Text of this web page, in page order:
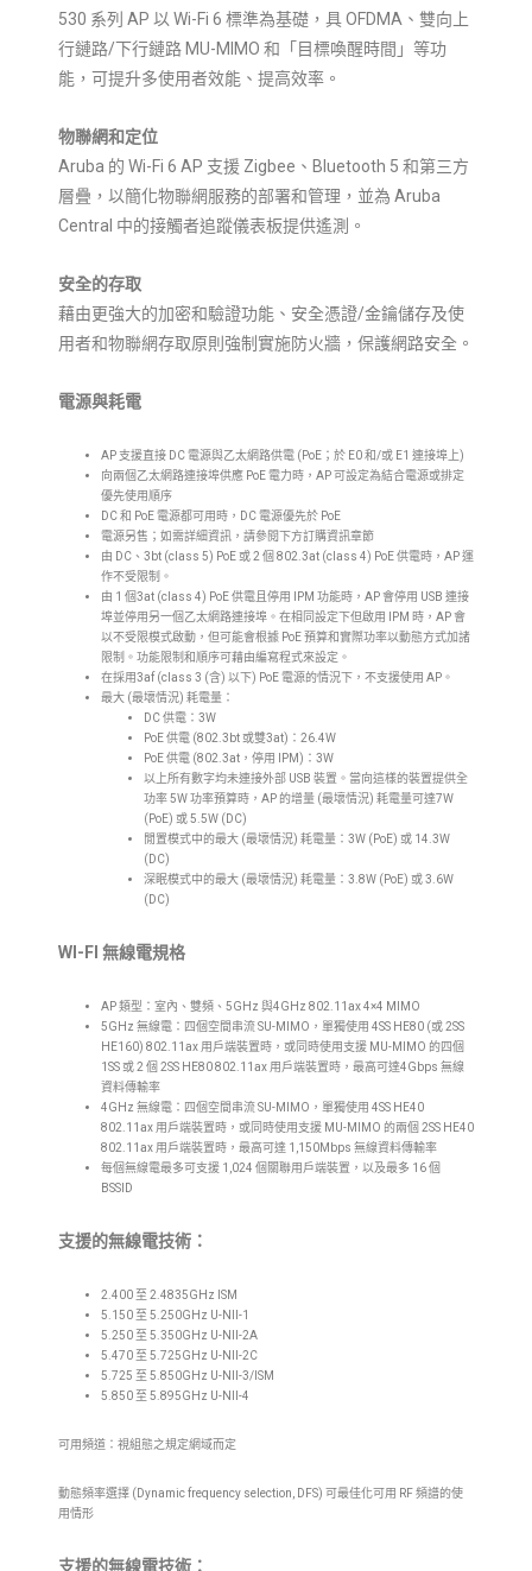
530 系列 AP 以 Wi-Fi 6 標準為基礎，具 OFDMA、雙向上
行鏈路/下行鏈路 MU-MIMO 和「目標喚醒時間」等功
能，可提升多使用者效能、提高效率。
物聯網和定位
Aruba 的 Wi-Fi 6 AP 支援 Zigbee、Bluetooth 5 和第三方
層疊，以簡化物聯網服務的部署和管理，並為 Aruba
Central 中的接觸者追蹤儀表板提供遙測。
安全的存取
藉由更強大的加密和驗證功能、安全憑證/金鑰儲存及使
用者和物聯網存取原則強制實施防火牆，保護網路安全。
電源與耗電
AP 支援直接 DC 電源與乙太網路供電 (PoE；於 E0 和/或 E1 連接埠上)
向兩個乙太網路連接埠供應 PoE 電力時，AP 可設定為結合電源或排定
優先使用順序
DC 和 PoE 電源都可用時，DC 電源優先於 PoE
電源另售；如需詳細資訊，請參閱下方訂購資訊章節
由 DC、3bt (class 5) PoE 或 2 個 802.3at (class 4) PoE 供電時，AP 運
作不受限制。
由 1 個3at (class 4) PoE 供電且停用 IPM 功能時，AP 會停用 USB 連接
埠並停用另一個乙太網路連接埠。在相同設定下但啟用 IPM 時，AP 會
以不受限模式啟動，但可能會根據 PoE 預算和實際功率以動態方式加諸
限制。功能限制和順序可藉由編寫程式來設定。
在採用3af (class 3 (含) 以下) PoE 電源的情況下，不支援使用 AP。
最大 (最壞情況) 耗電量：
DC 供電：3W
PoE 供電 (802.3bt 或雙3at)：26.4W
PoE 供電 (802.3at，停用 IPM)：3W
以上所有數字均未連接外部 USB 裝置。當向這樣的裝置提供全
功率 5W 功率預算時，AP 的增量 (最壞情況) 耗電量可達7W
(PoE) 或 5.5W (DC)
閒置模式中的最大 (最壞情況) 耗電量：3W (PoE) 或 14.3W
(DC)
深眠模式中的最大 (最壞情況) 耗電量：3.8W (PoE) 或 3.6W
(DC)
WI-FI 無線電規格
AP 類型：室內、雙頻、5GHz 與4GHz 802.11ax 4×4 MIMO
5GHz 無線電：四個空間串流 SU-MIMO，單獨使用 4SS HE80 (或 2SS
HE160) 802.11ax 用戶端裝置時，或同時使用支援 MU-MIMO 的四個
1SS 或 2 個 2SS HE80 802.11ax 用戶端裝置時，最高可達4Gbps 無線
資料傳輸率
4GHz 無線電：四個空間串流 SU-MIMO，單獨使用 4SS HE40
802.11ax 用戶端裝置時，或同時使用支援 MU-MIMO 的兩個 2SS HE40
802.11ax 用戶端裝置時，最高可達 1,150Mbps 無線資料傳輸率
每個無線電最多可支援 1,024 個關聯用戶端裝置，以及最多 16 個
BSSID
支援的無線電技術：
2.400 至 2.4835GHz ISM
5.150 至 5.250GHz U-NII-1
5.250 至 5.350GHz U-NII-2A
5.470 至 5.725GHz U-NII-2C
5.725 至 5.850GHz U-NII-3/ISM
5.850 至 5.895GHz U-NII-4
可用頻道：視組態之規定網域而定
動態頻率選擇 (Dynamic frequency selection, DFS) 可最佳化可用 RF 頻譜的使
用情形
支援的無線電技術：